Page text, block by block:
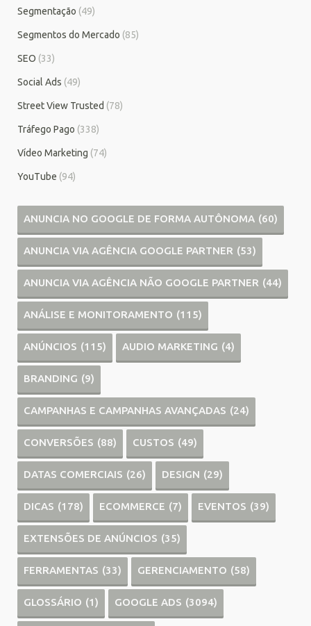
Segmentação (49)
Segmentos do Mercado (85)
SEO (33)
Social Ads (49)
Street View Trusted (78)
Tráfego Pago (338)
Vídeo Marketing (74)
YouTube (94)
ANUNCIA NO GOOGLE DE FORMA AUTÔNOMA (60)
ANUNCIA VIA AGÊNCIA GOOGLE PARTNER (53)
ANUNCIA VIA AGÊNCIA NÃO GOOGLE PARTNER (44)
ANÁLISE E MONITORAMENTO (115)
ANÚNCIOS (115) AUDIO MARKETING (4)
BRANDING (9)
CAMPANHAS E CAMPANHAS AVANÇADAS (24)
CONVERSÕES (88) CUSTOS (49)
DATAS COMERCIAIS (26) DESIGN (29)
DICAS (178) ECOMMERCE (7) EVENTOS (39)
EXTENSÕES DE ANÚNCIOS (35)
FERRAMENTAS (33) GERENCIAMENTO (58)
GLOSSÁRIO (1) GOOGLE ADS (3094)